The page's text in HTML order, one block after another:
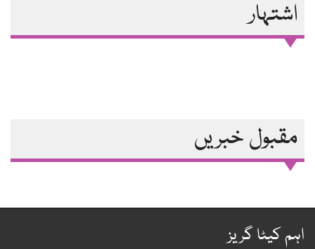
اشتہار
مقبول خبریں
کیٹا گریز